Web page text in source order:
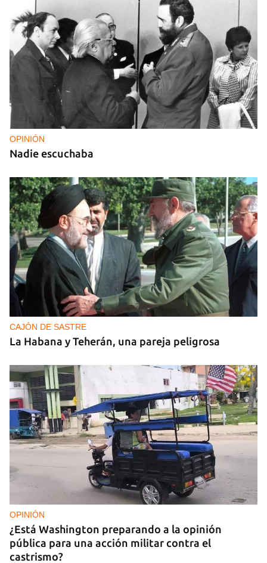
OPINIÓN
Nadie escuchaba
CAJÓN DE SASTRE
La Habana y Teherán, una pareja peligrosa
OPINIÓN
¿Está Washington preparando a la opinión
pública para una acción militar contra el
castrismo?